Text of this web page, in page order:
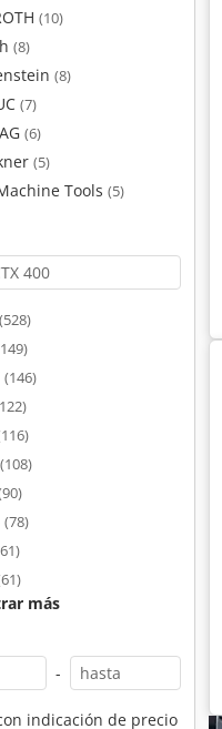
(10)
(8)
(8)
(7)
(6)
(5)
Tools (5)
(528)
(146)
(108)
(78)
más
-
indicación de precio